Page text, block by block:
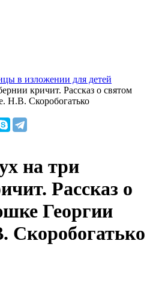
в изложении для детей
кричит. Рассказ о святом
Н.В. Скоробогатько
на три
Рассказ о
Георгии
Скоробогатько